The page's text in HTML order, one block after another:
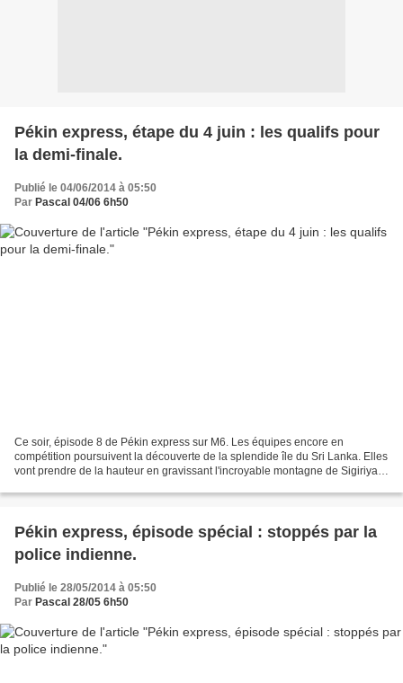
Pékin express, étape du 4 juin : les qualifs pour
la demi-finale.
Publié le 04/06/2014 à 05:50
Par Pascal 04/06 6h50
Ce soir, épisode 8 de Pékin express sur M6. Les équipes encore en
compétition poursuivent la découverte de la splendide île du Sri Lanka. Elles
vont prendre de la hauteur en gravissant l'incroyable montagne de Sigiriya,
Pékin express, épisode spécial : stoppés par la
police indienne.
Publié le 28/05/2014 à 05:50
Par Pascal 28/05 6h50